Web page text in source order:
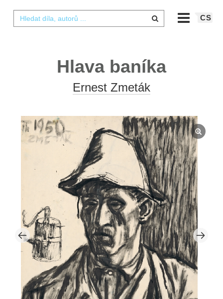
CS
Hlava baníka
Ernest Zmeták